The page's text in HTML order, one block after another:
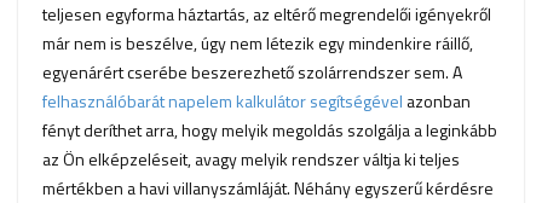
teljesen egyforma háztartás, az eltérő megrendelői igényekről
már nem is beszélve, úgy nem létezik egy mindenkire ráillő,
egyenárért cserébe beszerezhető szolárrendszer sem. A
felhasználóbarát napelem kalkulátor segítségével azonban
fényt deríthet arra, hogy melyik megoldás szolgálja a leginkább
az Ön elképzeléseit, avagy melyik rendszer váltja ki teljes
mértékben a havi villanyszámláját. Néhány egyszerű kérdésre